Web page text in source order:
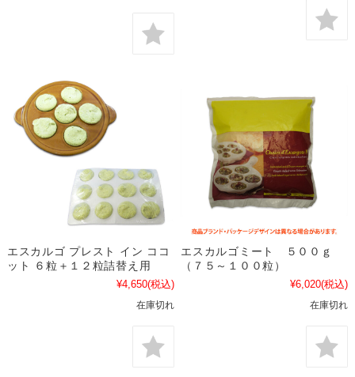
エスカルゴ プレスト イン ココ
ット ６粒＋１２粒詰替え用
¥4,650(税込)
在庫切れ
エスカルゴミート ５００ｇ
（７５～１００粒）
¥6,020(税込)
在庫切れ